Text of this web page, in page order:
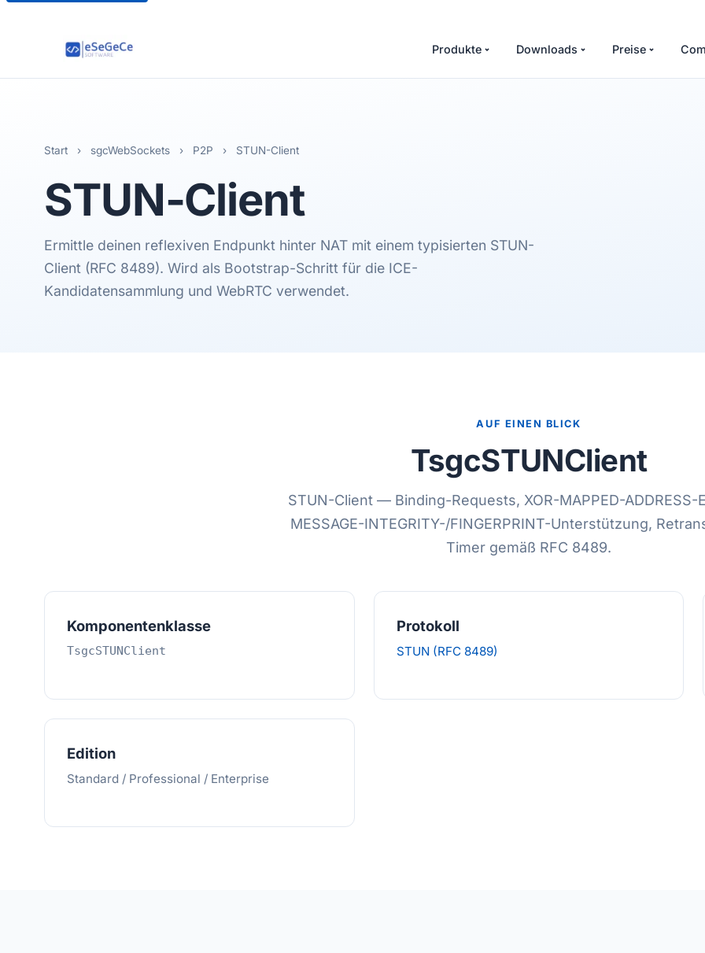
Produkte Downloads Preise
Start › sgcWebSockets › P2P › STUN-Client
STUN-Client
Ermittle deinen reflexiven Endpunkt hinter NAT mit einem typisierten STUN-
Client (RFC 8489). Wird als Bootstrap-Schritt für die ICE-
Kandidatensammlung und WebRTC verwendet.
AUF EINEN BLICK
TsgcSTUNClient
STUN-Client — Binding-Requests, XOR-MAPPED-ADDRESS-
MESSAGE-INTEGRITY-/FINGERPRINT-Unterstützung,
Timer gemäß RFC 8489.
Komponentenklasse
TsgcSTUNClient
Protokoll
STUN (RFC 8489)
Edition
Standard / Professional / Enterprise